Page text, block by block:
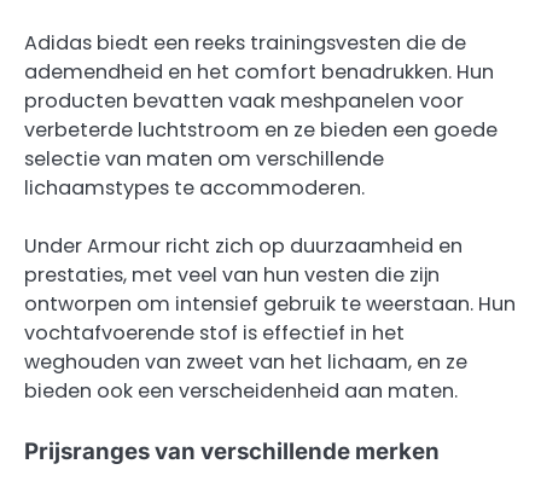
Adidas biedt een reeks trainingsvesten die de
ademendheid en het comfort benadrukken. Hun
producten bevatten vaak meshpanelen voor
verbeterde luchtstroom en ze bieden een goede
selectie van maten om verschillende
lichaamstypes te accommoderen.
Under Armour richt zich op duurzaamheid en
prestaties, met veel van hun vesten die zijn
ontworpen om intensief gebruik te weerstaan. Hun
vochtafvoerende stof is effectief in het
weghouden van zweet van het lichaam, en ze
bieden ook een verscheidenheid aan maten.
Prijsranges van verschillende merken